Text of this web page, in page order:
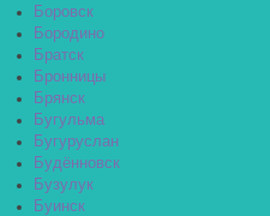
Боровск
Бородино
Братск
Бронницы
Брянск
Бугульма
Бугуруслан
Будённовск
Бузулук
Буинск